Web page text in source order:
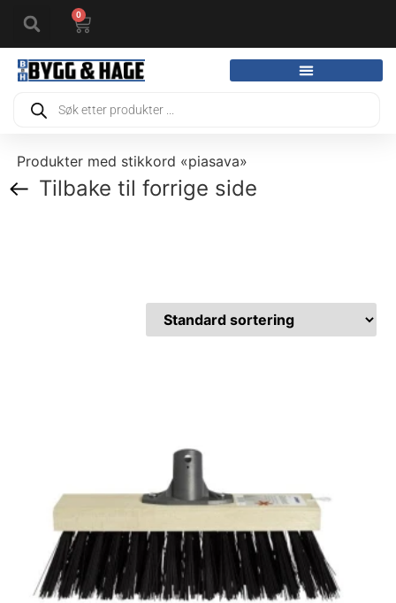
0
Produkter med stikkord «piasava»
Tilbake til forrige side